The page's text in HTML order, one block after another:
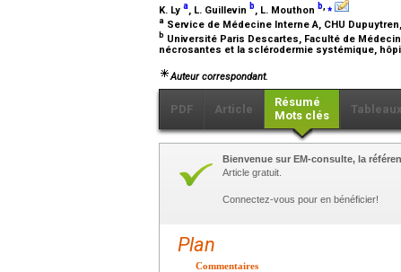
K. Ly a, L. Guillevin b, L. Mouthon b,⁎
a Service de Médecine Interne A, CHU
b Université Paris Descartes, Faculté de
nécrosantes et la sclérodermie systémique,
Auteur correspondant.
PDF Article
Résumé
Mots clés
Tableaux
Bienvenue sur EM-consulte, la
Article gratuit.
Connectez-vous pour en bénéficier!
Plan
Commentaires